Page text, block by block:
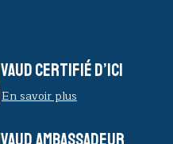
VAUD CERTIFIÉ D’ICI
En savoir plus